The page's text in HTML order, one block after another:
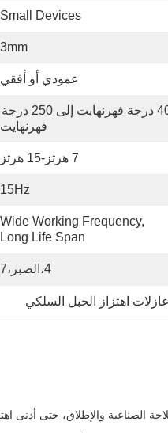
Small Devices
3mm
عمودي أو أفقي
فهرنهايت
7 هرتز-15 هرتز
15Hz
Wide Working Frequency,
Long Life Span
4،الصبر،7
الصناعية والإطلاق، حتى أدنى